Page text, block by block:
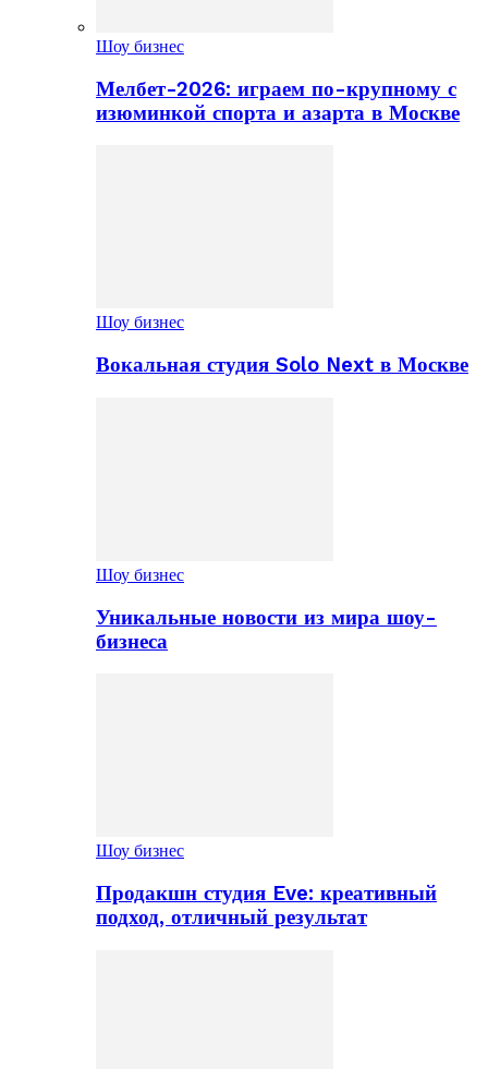
Шоу бизнес
Мелбет-2026: играем по-крупному с
изюминкой спорта и азарта в Москве
Шоу бизнес
Вокальная студия Solo Next в Москве
Шоу бизнес
Уникальные новости из мира шоу-
бизнеса
Шоу бизнес
Продакшн студия Eve: креативный
подход, отличный результат